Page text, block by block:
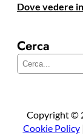
Dove vedere
Cerca
Copyright ©
Cookie Policy|